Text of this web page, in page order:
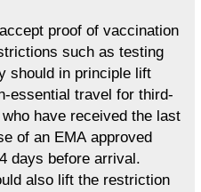
proof of vaccination
such as testing
should in principle lift
essential travel for third-
have received the last
of an EMA approved
days before arrival.
also lift the restriction